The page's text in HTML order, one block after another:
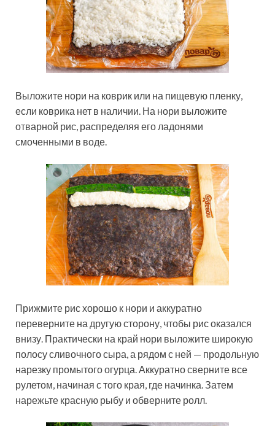
Выложите нори на коврик или на пищевую пленку,
если коврика нет в наличии. На нори выложите
отварной рис, распределяя его ладонями
смоченными в воде.
Прижмите рис хорошо к нори и аккуратно
переверните на другую сторону, чтобы рис оказался
внизу. Практически на край нори выложите широкую
полосу сливочного сыра, а рядом с ней — продольную
нарезку промытого огурца. Аккуратно сверните все
рулетом, начиная с того края, где начинка. Затем
нарежьте красную рыбу и обверните ролл.